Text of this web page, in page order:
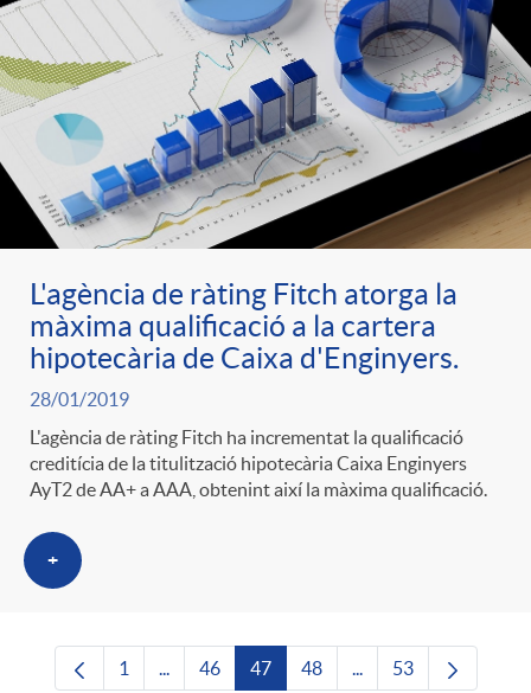
L'agència de ràting Fitch atorga la
màxima qualificació a la cartera
hipotecària de Caixa d'Enginyers.
28/01/2019
L'agència de ràting Fitch ha incrementat la qualificació
creditícia de la titulització hipotecària Caixa Enginyers
AyT2 de AA+ a AAA, obtenint així la màxima qualificació.
+
Pàgina
1 ...Pàgines intermèdies Utilitzeu TAB per
Pàgina
46 Pàgina
47 Pàgina
48 ...Pàgines intermèdies
Pàgina
53